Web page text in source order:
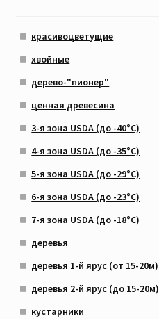
красивоцветущие
хвойные
дерево-"пионер"
ценная древесина
3-я зона USDA (до -40°C)
4-я зона USDA (до -35°C)
5-я зона USDA (до -29°C)
6-я зона USDA (до -23°C)
7-я зона USDA (до -18°C)
деревья
деревья 1-й ярус (от 15-20м)
деревья 2-й ярус (до 15-20м)
кустарники